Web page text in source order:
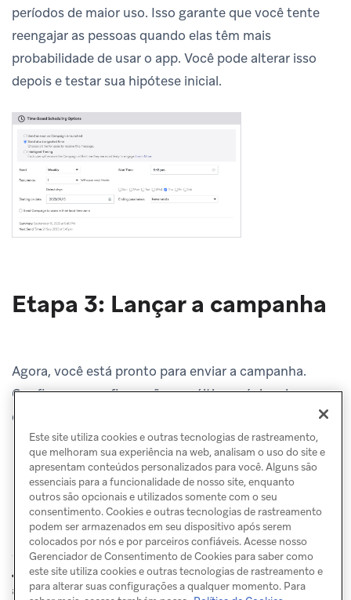
períodos de maior uso. Isso garante que você tente
reengajar as pessoas quando elas têm mais
probabilidade de usar o app. Você pode alterar isso
depois e testar sua hipótese inicial.
Etapa 3: Lançar a campanha
Agora, você está pronto para enviar a campanha.
Confirme as configurações na última página do
criador e clique em
ANTERIORLinks de
adicionar ao calendário
PRÓXIMO
Redirecionamento de
Este site utiliza cookies e outras tecnologias de rastreamento,
que melhoram sua experiência na web, analisam o uso do site e
apresentam conteúdos personalizados para você. Alguns são
essenciais para a funcionalidade de nosso site, enquanto
outros são opcionais e utilizados somente com o seu
consentimento. Cookies e outras tecnologias de rastreamento
podem ser armazenados em seu dispositivo após serem
colocados por nós e por parceiros confiáveis. Acesse nosso
Gerenciador de Consentimento de Cookies para saber como
este site utiliza cookies e outras tecnologias de rastreamento e
para alterar suas configurações a qualquer momento. Para